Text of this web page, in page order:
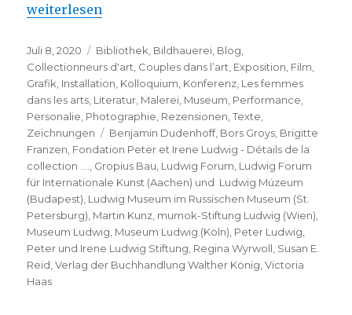
„Fondation Peter et Irene Ludwig – Détails de la
weiterlesen
Veröffentlicht
am
Juli 8, 2020 Kategorien
Bibliothek Bildhauerei Blog
Collectionneurs d'art Couples dans l’art Exposition Film
Grafik Installation Kolloquium Konferenz Les femmes
dans les arts Literatur Malerei Museum Performance
Personalie Photographie Rezensionen ,Texte
Zeichnungen
Schlagwörter
Benjamin Dudenhoff, Bors Groys Brigitte
Franzen Fondation Peter et Irene Ludwig - Détails de la
collection ....
Gropius Bau Ludwig Forum Ludwig Forum
für Internationale Kunst (Aachen) und Ludwig Múzeum
(Budapest) Ludwig Museum im Russischen Museum (St.
Petersburg) Martin Kunz mumok-Stiftung Ludwig (Wien)
Museum Ludwig Museum Ludwig (Köln) Peter Ludwig
Peter und Irene Ludwig Stiftung Regina Wyrwoll Susan E.
Reid ,Verlag der Buchhandlung Walther König ,Victoria
Haas